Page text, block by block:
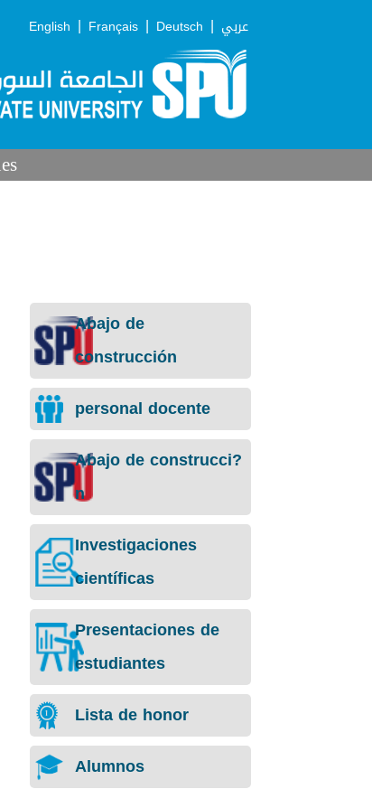
English | Français | Deutsch | عربي
Abajo de
construcción
personal docente
Abajo de construcci?
n
Investigaciones
científicas
Presentaciones de
estudiantes
Lista de honor
Alumnos